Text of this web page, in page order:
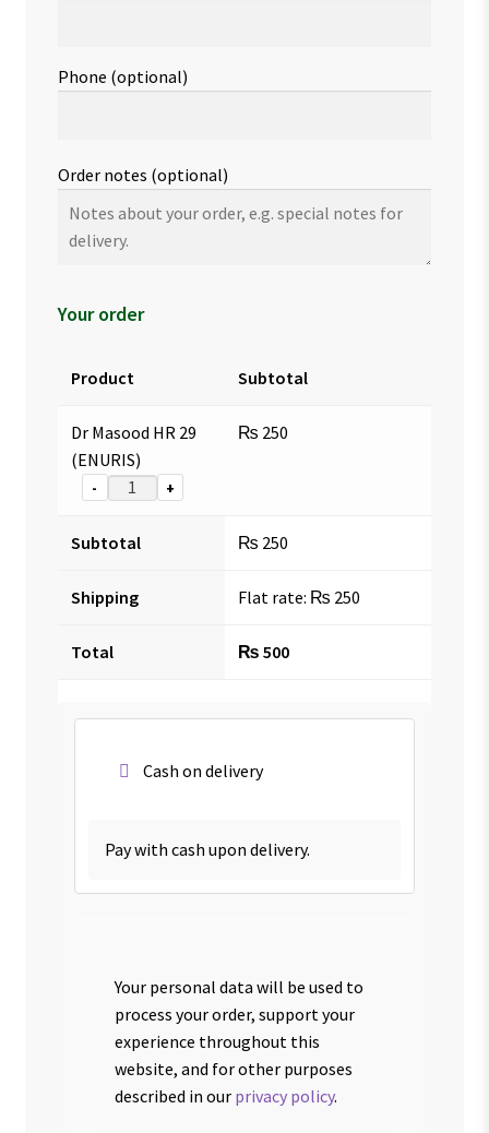
Phone (optional)
Order notes (optional)
Your order
Product Subtotal
Dr Masood HR 29
(ENURIS)
- +
₨ 250
Subtotal ₨ 250
Shipping Flat rate: ₨ 250
Total ₨ 500
Cash on delivery
Pay with cash upon delivery.
Your personal data will be used to
process your order, support your
experience throughout this
website, and for other purposes
described in our privacy policy.